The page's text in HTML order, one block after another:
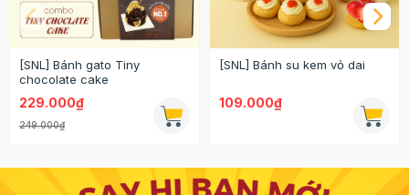
[SNL] Bánh gato Tiny
chocolate cake
229.000₫
249.000₫
[SNL] Bánh su kem vỏ dai
109.000₫